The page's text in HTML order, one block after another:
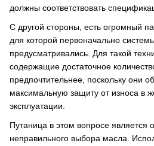
должны соответствовать
С другой стороны, есть огромный
для которой первоначально
предусматривались. Для такой
содержащие достаточное
предпочтительнее, поскольку они
максимальную защиту от износа в
эксплуатации.
Путаница в этом вопросе является
неправильного выбора масла.